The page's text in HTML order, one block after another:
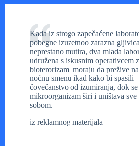
Kada iz strogo zapečaćene
pobegne izuzetnoo zarazna
neprestano mutira, dva mlada
udružena s iskusnim operativcem
bioterorizam, moraju da prežive
noćnu smenu ikad kako bi spasili
čovečanstvo od izumiranja, dok se
mikroorganizam širi i uništava sve
sobom.
iz reklamnog materijala